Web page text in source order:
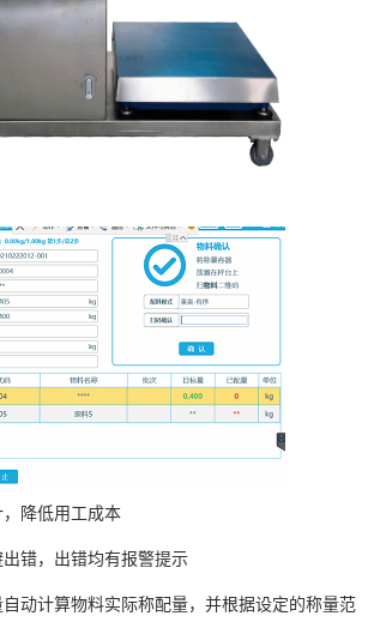
降低用工成本
错，出错均有报警提示
动计算物料实际称配量，并根据设定的称量范